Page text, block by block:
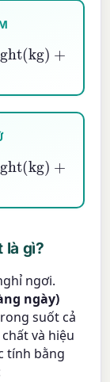
+4.799
+3.098
là gì?
ngơi.
ngày)
suốt cả
và hiệu
tính bằng